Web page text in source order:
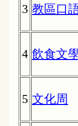
3 教區口
4 飲食文
5 文化周